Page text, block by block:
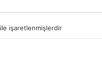
ile işaretlenmişlerdir